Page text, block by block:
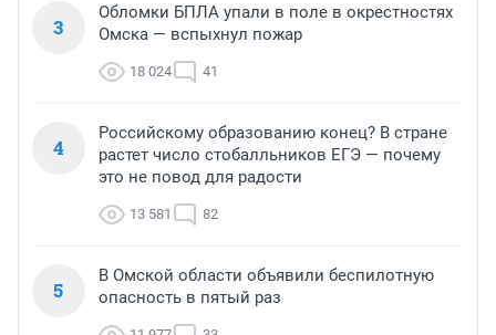
3
Обломки БПЛА упали в поле в окрестностях
Омска — вспыхнул пожар
18 024 41
4
Российскому образованию конец? В стране
растет число стобалльников ЕГЭ — почему
это не повод для радости
13 581 82
5
В Омской области объявили беспилотную
опасность в пятый раз